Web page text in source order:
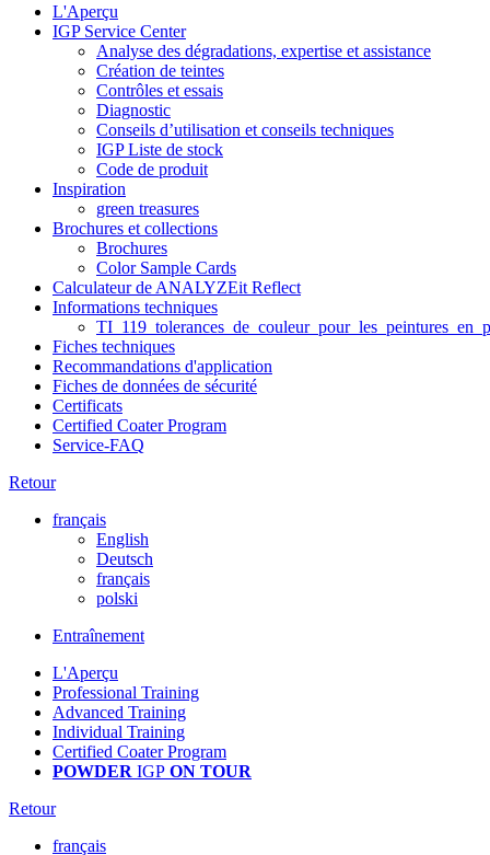
L'Aperçu
IGP Service Center
Analyse des dégradations, expertise et assistance
Création de teintes
Contrôles et essais
Diagnostic
Conseils d’utilisation et conseils techniques
IGP Liste de stock
Code de produit
Inspiration
green treasures
Brochures et collections
Brochures
Color Sample Cards
Calculateur de ANALYZEit Reflect
Informations techniques
Fiches techniques
Recommandations d'application
Fiches de données de sécurité
Certificats
Certified Coater Program
Service-FAQ
Retour
français
English
Deutsch
français
polski
Entraînement
L'Aperçu
Professional Training
Advanced Training
Individual Training
Certified Coater Program
POWDER IGP ON TOUR
Retour
français